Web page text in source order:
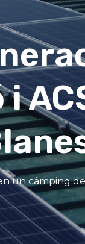
un càmping